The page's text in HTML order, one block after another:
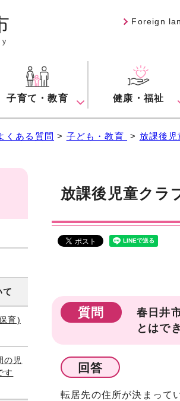
Foreign
子育て・教育 健康・福祉
くある質問 > 子ども・教育 > 放課後
放課後児童クラ
質問
春日井
とはで
回答
転居先の住所が決まって
て
育)
の児
す